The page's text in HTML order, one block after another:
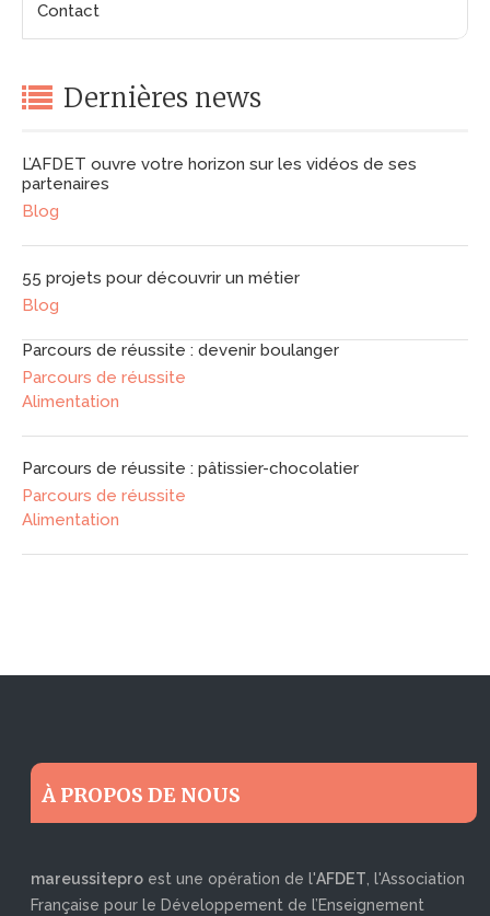
Contact
Dernières news
L’AFDET ouvre votre horizon sur les vidéos de ses
partenaires
Blog
55 projets pour découvrir un métier
Blog
Parcours de réussite : devenir boulanger
Parcours de réussite
Alimentation
Parcours de réussite : pâtissier-chocolatier
Parcours de réussite
Alimentation
À PROPOS DE NOUS
mareussitepro est une opération de l'AFDET , l'Association
Française pour le Développement de l’Enseignement